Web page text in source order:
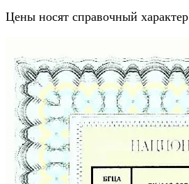
Цены носят справочный характер